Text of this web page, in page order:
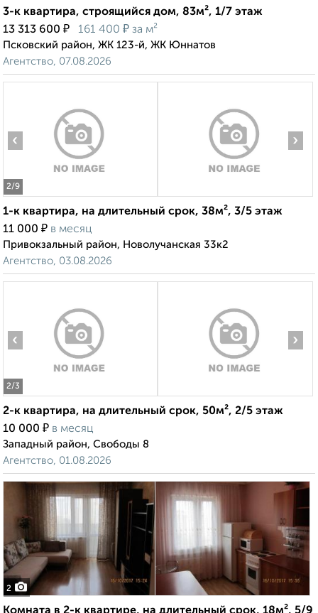
3-к квартира, строящийся дом, 83м², 1/7 этаж
13 313 600 ₽ 161 400 ₽ за м²
Псковский район, ЖК 123-й, ЖК Юннатов
Агентство, 07.08.2026
2/9
‹ ›
1-к квартира, на длительный срок, 38м², 3/5 этаж
11 000 ₽ в месяц
Привокзальный район, Новолучанская 33к2
Агентство, 03.08.2026
2/3
‹ ›
2-к квартира, на длительный срок, 50м², 2/5 этаж
10 000 ₽ в месяц
Западный район, Свободы 8
Агентство, 01.08.2026
2